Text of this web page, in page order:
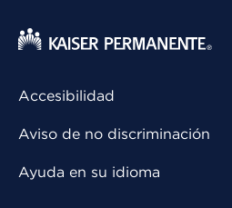
Accesibilidad
Aviso de no discriminación
Ayuda en su idioma